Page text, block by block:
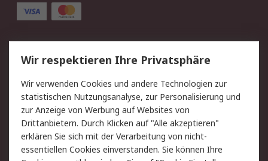
Service
Value Added Services
Lieferlösungen
Rücksendungen
Kontakt
Hilfe
Privatkunden
Rechtliches
AGB Datenschutz
Wir respektieren Ihre Privatsphäre
Wir verwenden Cookies und andere Technologien zur
statistischen Nutzungsanalyse, zur Personalisierung und
zur Anzeige von Werbung auf Websites von
Drittanbietern. Durch Klicken auf "Alle akzeptieren"
erklären Sie sich mit der Verarbeitung von nicht-
essentiellen Cookies einverstanden. Sie können Ihre